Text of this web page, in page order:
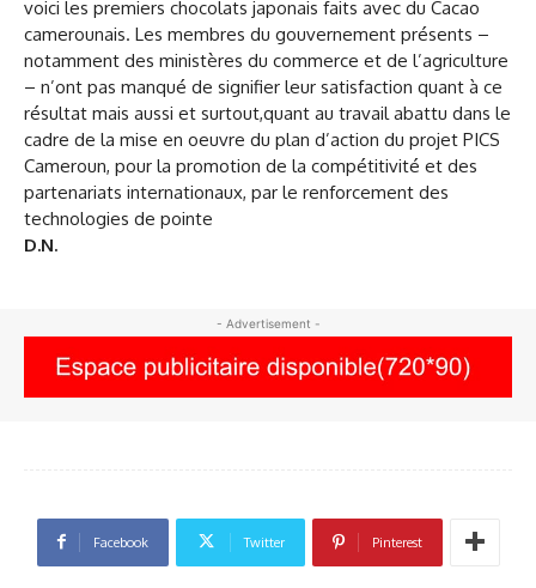
voici les premiers chocolats japonais faits avec du Cacao
camerounais. Les membres du gouvernement présents –
notamment des ministères du commerce et de l’agriculture
– n’ont pas manqué de signifier leur satisfaction quant à ce
résultat mais aussi et surtout,quant au travail abattu dans le
cadre de la mise en oeuvre du plan d’action du projet PICS
Cameroun, pour la promotion de la compétitivité et des
partenariats internationaux, par le renforcement des
technologies de pointe
D.N.
- Advertisement -
Facebook Twitter Pinterest